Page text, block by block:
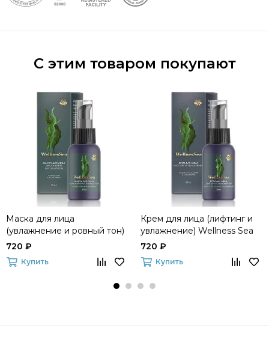
С этим товаром покупают
Маска для лица
(увлажнение и ровный тон)
Wellness Sea
720 ₽
Купить
Крем для лица (лифтинг и
увлажнение) Wellness Sea
720 ₽
Купить